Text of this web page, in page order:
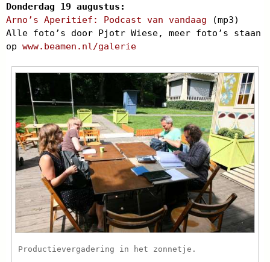
Donderdag 19 augustus:
Arno’s Aperitief: Podcast van vandaag (mp3)
Alle foto’s door Pjotr Wiese, meer foto’s staan
op www.beamen.nl/galerie
Productievergadering in het zonnetje.